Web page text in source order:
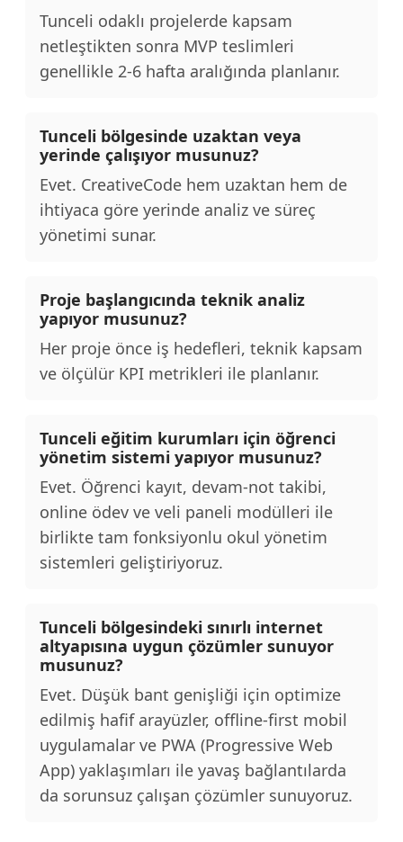
Tunceli odaklı projelerde kapsam
netleştikten sonra MVP teslimleri
genellikle 2-6 hafta aralığında planlanır.
Tunceli bölgesinde uzaktan veya
yerinde çalışıyor musunuz?
Evet. CreativeCode hem uzaktan hem de
ihtiyaca göre yerinde analiz ve süreç
yönetimi sunar.
Proje başlangıcında teknik analiz
yapıyor musunuz?
Her proje önce iş hedefleri, teknik kapsam
ve ölçülür KPI metrikleri ile planlanır.
Tunceli eğitim kurumları için öğrenci
yönetim sistemi yapıyor musunuz?
Evet. Öğrenci kayıt, devam-not takibi,
online ödev ve veli paneli modülleri ile
birlikte tam fonksiyonlu okul yönetim
sistemleri geliştiriyoruz.
Tunceli bölgesindeki sınırlı internet
altyapısına uygun çözümler sunuyor
musunuz?
Evet. Düşük bant genişliği için optimize
edilmiş hafif arayüzler, offline-first mobil
uygulamalar ve PWA (Progressive Web
App) yaklaşımları ile yavaş bağlantılarda
da sorunsuz çalışan çözümler sunuyoruz.